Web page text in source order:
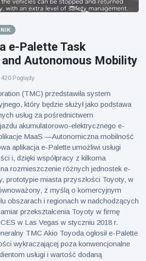
e-Palette Task
Autonomous Mobility
420 Poglądy
(TMC) przedstawiła system
który będzie służył jako podstawa
usług za pośrednictwem
akumulatorowo-elektrycznego e-
MaaS —Autonomiczna mobilność
aplikacja e-Palette umożliwi usługi
i, dzięki współpracy z kilkoma
rozmieszczenie różnych jednostek e-
prototypie miasta przyszłości Toyoty, w
z myślą o komercyjnym
obszarach i regionach w nadchodzących
przekształcenia Toyoty w firmę
w Las Vegas w styczniu 2018 r.
TMC Akio Toyoda ogłosił e-Palette
wykraczającej poza konwencjonalne
usługi i wartość dodaną